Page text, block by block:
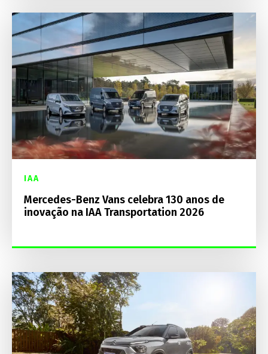
IAA
Mercedes-Benz Vans celebra 130 anos de
inovação na IAA Transportation 2026